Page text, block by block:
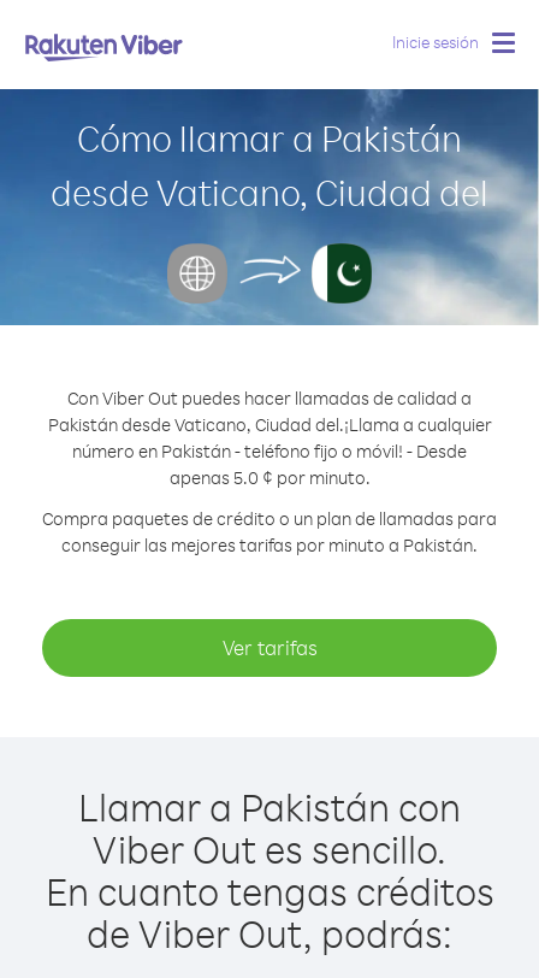
Inicie sesión
Cómo llamar a Pakistán
desde Vaticano, Ciudad del
Con Viber Out puedes hacer llamadas de calidad a
Pakistán desde Vaticano, Ciudad del.¡Llama a cualquier
número en Pakistán - teléfono fijo o móvil! - Desde
apenas 5.0 ¢ por minuto.
Compra paquetes de crédito o un plan de llamadas para
conseguir las mejores tarifas por minuto a Pakistán.
Ver tarifas
Llamar a Pakistán con
Viber Out es sencillo.
En cuanto tengas créditos
de Viber Out, podrás: